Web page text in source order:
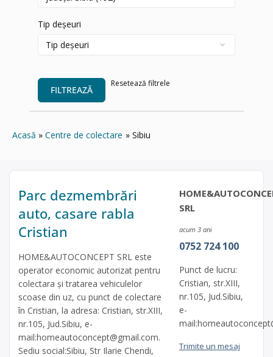
Tip deșeuri
FILTREAZĂ
Resetează filtrele
Acasă Centre de colectare Sibiu
Parc dezmembrări
auto, casare rabla
Cristian
HOME&AUTOCONCEPT SRL este
operator economic autorizat pentru
colectara și tratarea vehiculelor
scoase din uz, cu punct de colectare
în Cristian, la adresa: Cristian, str.XIII,
nr.105, Jud.Sibiu, e-
mail:homeautoconcept@gmail.com.
Sediu social:Sibiu, Str Ilarie Chendi,
SRL
acum 3 ani
0752 724 100
Punct de lucru:
Cristian, str.XIII,
nr.105, Jud.Sibiu,
e-
mail:
Trimite un mesaj